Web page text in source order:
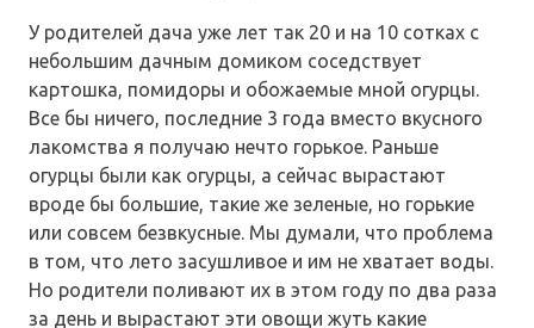
У родителей дача уже лет так 20 и на 10 сотках с
небольшим дачным домиком соседствует
картошка, помидоры и обожаемые мной огурцы.
Все бы ничего, последние 3 года вместо вкусного
лакомства я получаю нечто горькое. Раньше
огурцы были как огурцы, а сейчас вырастают
вроде бы большие, такие же зеленые, но горькие
или совсем безвкусные. Мы думали, что проблема
в том, что лето засушливое и им не хватает воды.
Но родители поливают их в этом году по два раза
за день и вырастают эти овощи жуть какие